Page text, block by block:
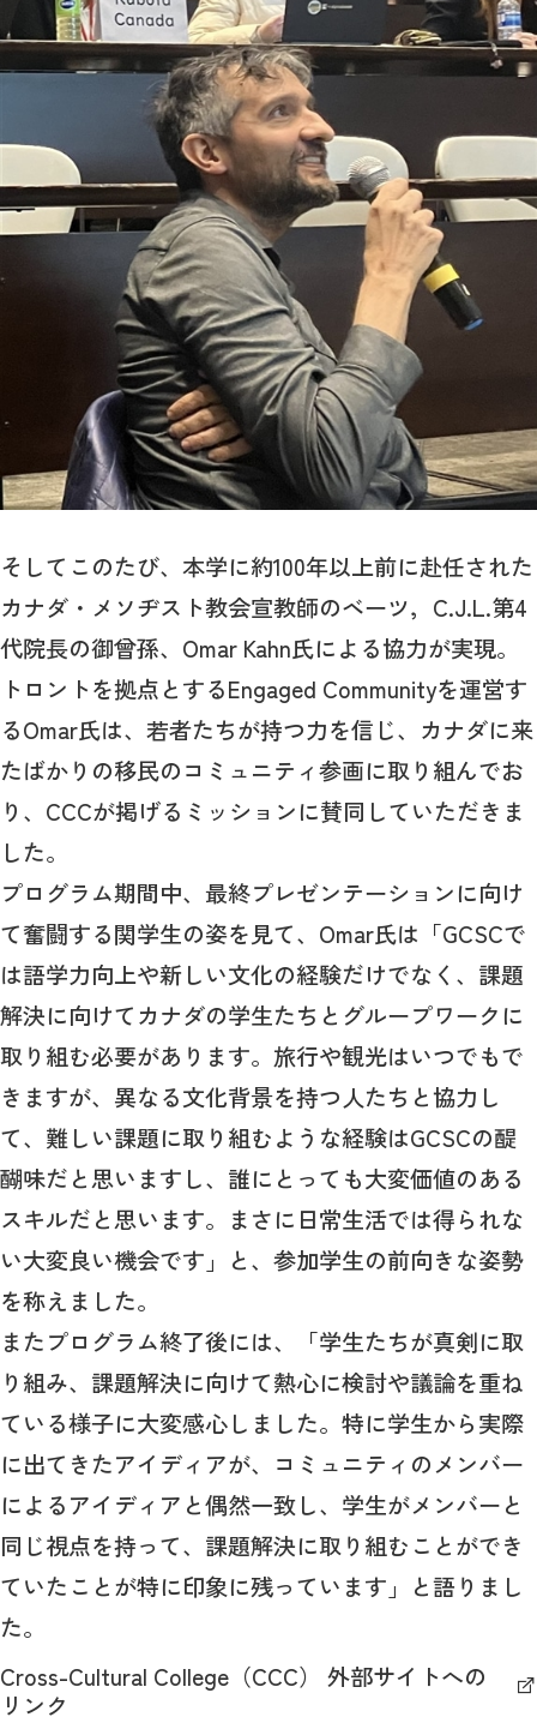
そしてこのたび、本学に約100年以上前に赴任された
カナダ・メソヂスト教会宣教師のベーツ，C.J.L.第4
代院長の御曾孫、Omar Kahn氏による協力が実現。
トロントを拠点とするEngaged Communityを運営す
るOmar氏は、若者たちが持つ力を信じ、カナダに来
たばかりの移民のコミュニティ参画に取り組んでお
り、CCCが掲げるミッションに賛同していただきま
した。
プログラム期間中、最終プレゼンテーションに向け
て奮闘する関学生の姿を見て、Omar氏は「GCSCで
は語学力向上や新しい文化の経験だけでなく、課題
解決に向けてカナダの学生たちとグループワークに
取り組む必要があります。旅行や観光はいつでもで
きますが、異なる文化背景を持つ人たちと協力し
て、難しい課題に取り組むような経験はGCSCの醍
醐味だと思いますし、誰にとっても大変価値のある
スキルだと思います。まさに日常生活では得られな
い大変良い機会です」と、参加学生の前向きな姿勢
を称えました。
またプログラム終了後には、「学生たちが真剣に取
り組み、課題解決に向けて熱心に検討や議論を重ね
ている様子に大変感心しました。特に学生から実際
に出てきたアイディアが、コミュニティのメンバー
によるアイディアと偶然一致し、学生がメンバーと
同じ視点を持って、課題解決に取り組むことができ
ていたことが特に印象に残っています」と語りまし
た。
Cross-Cultural College（CCC） 外部サイトへの
リンク